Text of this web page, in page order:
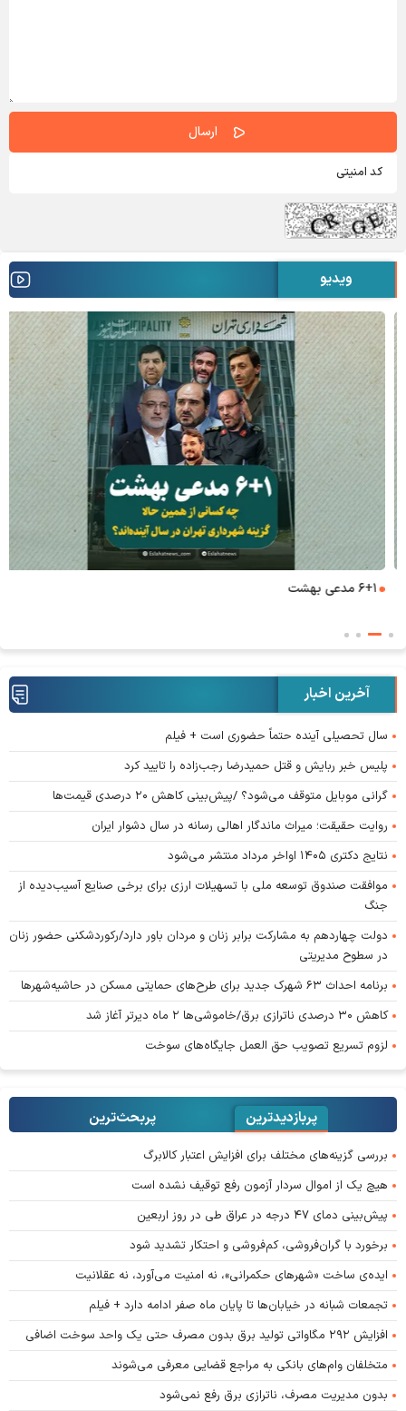
ویدیو
۶+۱ مدعی بهشت
آخرین اخبار
سال تحصیلی آینده حتماً حضوری است + فیلم
پلیس خبر ربایش و قتل حمیدرضا رجب‌زاده را تایید کرد
گرانی موبایل متوقف می‌شود؟ /پیش‌بینی کاهش ۲۰ درصدی قیمت‌ها
روایت حقیقت؛ میراث ماندگار اهالی رسانه در سال دشوار ایران
نتایج دکتری ۱۴۰۵ اواخر مرداد منتشر می‌شود
موافقت صندوق توسعه ملی با تسهیلات ارزی برای برخی صنایع آسیب‌دیده از
جنگ
دولت چهاردهم به مشارکت برابر زنان و مردان باور دارد/رکوردشکنی حضور زنان
در سطوح مدیریتی
برنامه احداث ۶۳ شهرک جدید برای طرح‌های حمایتی مسکن در حاشیه‌شهرها
کاهش ۳۰ درصدی ناترازی برق/خاموشی‌ها ۲ ماه دیرتر آغاز شد
لزوم تسریع تصویب حق العمل جایگاه‌های سوخت
پربازدیدترین پربحث‌ترین‌
بررسی گزینه‌های مختلف برای افزایش اعتبار کالابرگ
هیچ یک از اموال سردار آزمون رفع توقیف نشده است
پیش‌بینی دمای ۴۷ درجه در عراق طی در روز اربعین
برخورد با گران‌فروشی، کم‌فروشی و احتکار تشدید شود
ایده‌ی ساخت «شهرهای حکمرانی»، نه امنیت می‌آورد، نه عقلانیت
تجمعات شبانه در خیابان‌ها تا پایان ماه صفر ادامه دارد + فیلم
افزایش ۲۹۲ مگاواتی تولید برق بدون مصرف حتی یک واحد سوخت اضافی
متخلفان وام‌های بانکی به مراجع قضایی معرفی می‌شوند
بدون مدیریت مصرف، ناترازی برق رفع نمی‌شود